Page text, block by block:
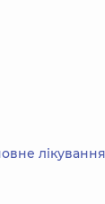
лікування